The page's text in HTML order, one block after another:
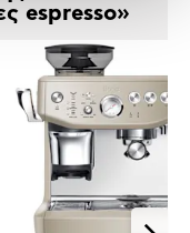
espresso»